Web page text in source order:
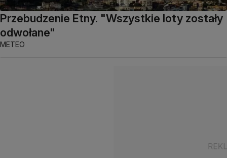
Przebudzenie Etny. "Wszystkie loty zostały
odwołane"
METEO